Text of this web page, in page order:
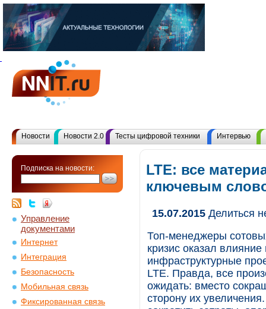
Новости Новости 2.0 Тесты цифровой техники Интервью
Подписка на новости:
Управление
документами
Интернет
Интеграция
Безопасность
Мобильная связь
Фиксированная связь
LTE: все
ключевым
15.07.2015 Делиться
Топ-менеджеры
кризис оказал
инфраструктурные
LTE. Правда, все
ожидать: вместо
сторону их